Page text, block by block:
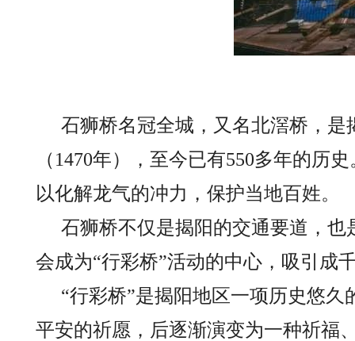
石狮桥名冠全城，又名北滘桥，
（1470年），至今已有550多年的历
以化解龙气的冲力，保护当地百姓。
石狮桥不仅是揭阳的交通要道，
会成为“行彩桥”活动的中心，吸引成
“行彩桥”是揭阳地区一项历史悠
平安的祈愿，后逐渐演变为一种祈福